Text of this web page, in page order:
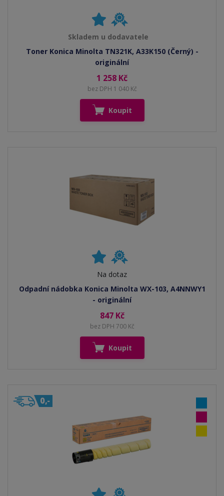
Skladem u dodavatele
Toner Konica Minolta TN321K, A33K150 (Černý) -
originální
1 258 Kč
bez DPH 1 040 Kč
Koupit
Na dotaz
Odpadní nádobka Konica Minolta WX-103, A4NNWY1
- originální
847 Kč
bez DPH 700 Kč
Koupit